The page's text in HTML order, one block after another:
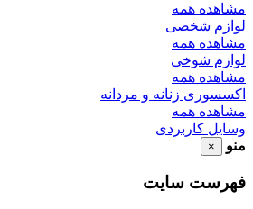
مشاهده همه
لوازم شخصی
مشاهده همه
لوازم شوخی
مشاهده همه
اکسسوری زنانه و مردانه
مشاهده همه
وسایل کاربردی
منو
×
فهرست سایت